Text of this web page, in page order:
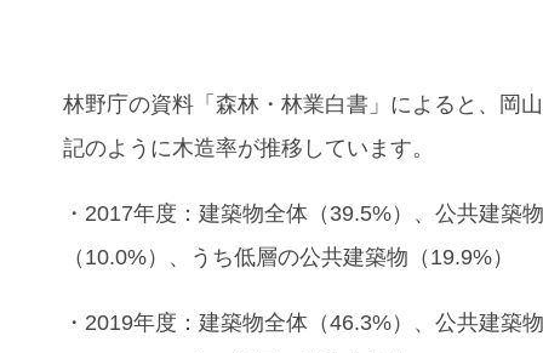
林野庁の資料「森林・林業白書」によると、岡
記のように木造率が推移しています。
・2017年度：建築物全体（39.5%）、公共建築
（10.0%）、うち低層の公共建築物（19.9%）
・2019年度：建築物全体（46.3%）、公共建築